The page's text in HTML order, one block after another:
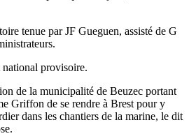
tenue par JF Gueguen, assisté de G
provisoire.
de la municipalité de Beuzec portant
Griffon de se rendre à Brest pour y
dans les chantiers de la marine, le dit